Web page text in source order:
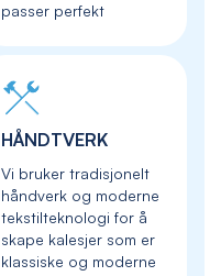
passer perfekt
HÅNDTVERK
Vi bruker tradisjonelt
håndverk og moderne
tekstilteknologi for å
skape kalesjer som er
klassiske og moderne